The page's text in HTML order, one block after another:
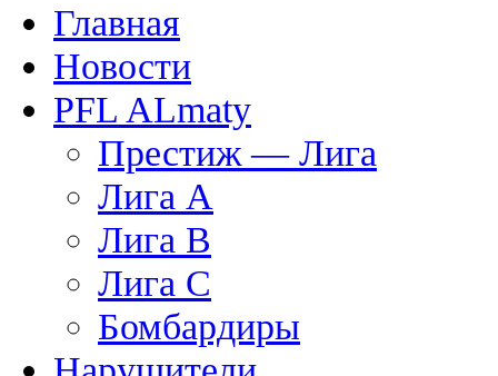
Главная
Новости
PFL ALmaty
Престиж — Лига
Лига А
Лига В
Лига С
Бомбардиры